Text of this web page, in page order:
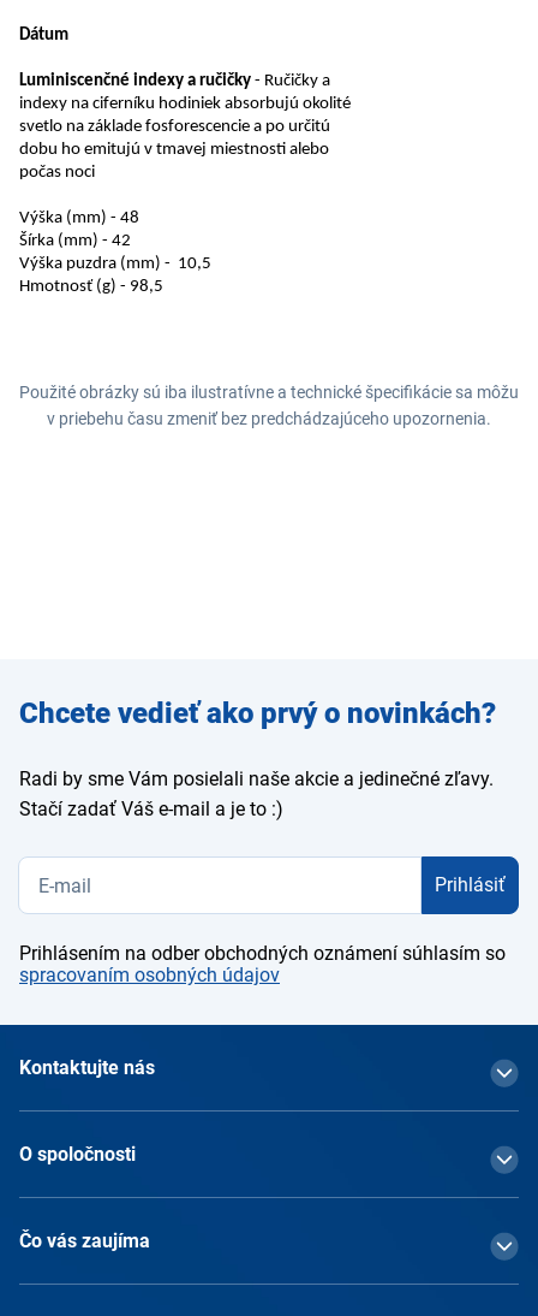
Dátum
Luminiscenčné indexy a ručičky - Ručičky a
indexy na ciferníku hodiniek absorbujú okolité
svetlo na základe fosforescencie a po určitú
dobu ho emitujú v tmavej miestnosti alebo
počas noci
Výška (mm) - 48
Šírka (mm) - 42
Výška puzdra (mm) - 10,5
Hmotnosť (g) - 98,5
Použité obrázky sú iba ilustratívne a technické špecifikácie sa môžu
v priebehu času zmeniť bez predchádzajúceho upozornenia.
Zadajte
e-mail
Chcete vedieť ako prvý o novinkách?
Radi by sme Vám posielali naše akcie a jedinečné zľavy.
Stačí zadať Váš e-mail a je to :)
Prihlásiť
Prihlásením na odber obchodných oznámení súhlasím so
spracovaním osobných údajov
Kontaktujte nás
O spoločnosti
Čo vás zaujíma